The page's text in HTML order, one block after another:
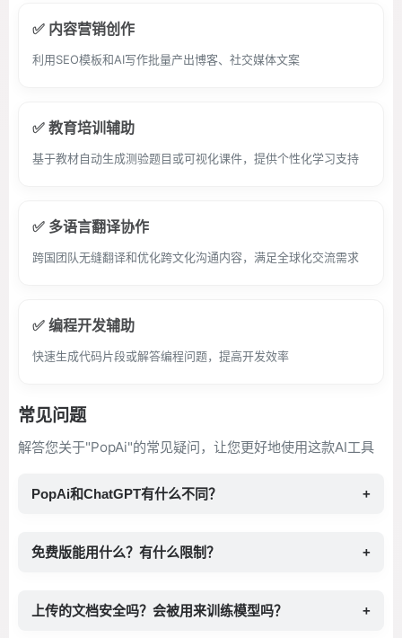
✅ 内容营销创作
利用SEO模板和AI写作批量产出博客、社交媒体文案
✅ 教育培训辅助
基于教材自动生成测验题目或可视化课件，提供个性化学习支持
✅ 多语言翻译协作
跨国团队无缝翻译和优化跨文化沟通内容，满足全球化交流需求
✅ 编程开发辅助
快速生成代码片段或解答编程问题，提高开发效率
常见问题
解答您关于"PopAi"的常见疑问，让您更好地使用这款AI工具
PopAi和ChatGPT有什么不同？ +
免费版能用什么？有什么限制？ +
上传的文档安全吗？会被用来训练模型吗？ +